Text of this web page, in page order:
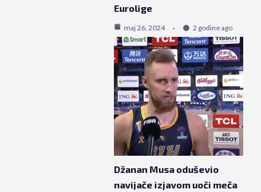
Eurolige
maj 26, 2024 2 godine ago
Džanan Musa oduševio
navijače izjavom uoči meča